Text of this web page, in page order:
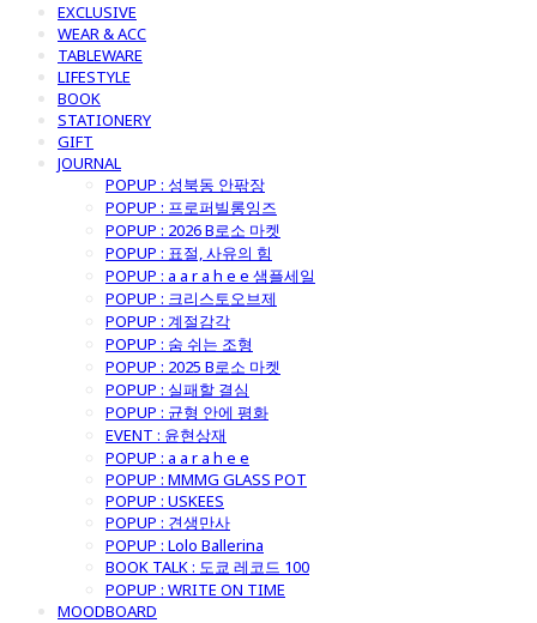
EXCLUSIVE
WEAR & ACC
TABLEWARE
LIFESTYLE
BOOK
STATIONERY
GIFT
JOURNAL
POPUP : 성북동 안팎장
POPUP : 프로퍼빌롱잉즈
POPUP : 2026 B로소 마켓
POPUP : 표절, 사유의 힘
POPUP : a a r a h e e 샘플세일
POPUP : 크리스토오브제
POPUP : 계절감각
POPUP : 숨 쉬는 조형
POPUP : 2025 B로소 마켓
POPUP : 실패할 결심
POPUP : 균형 안에 평화
EVENT : 윤현상재
POPUP : a a r a h e e
POPUP : MMMG GLASS POT
POPUP : USKEES
POPUP : 견생만사
POPUP : Lolo Ballerina
BOOK TALK : 도쿄 레코드 100
POPUP : WRITE ON TIME
MOODBOARD